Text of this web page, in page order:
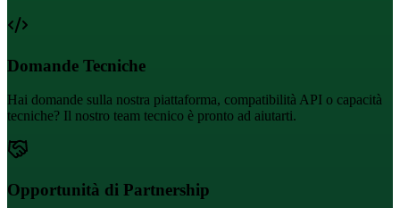
Domande Tecniche
Hai domande sulla nostra piattaforma, compatibilità API o capacità
tecniche? Il nostro team tecnico è pronto ad aiutarti.
Opportunità di Partnership